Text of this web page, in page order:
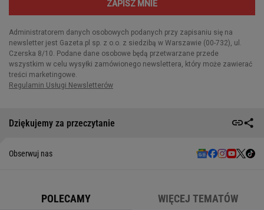
Dziękujemy za przeczytanie
Obserwuj nas
POLECAMY WIĘCEJ TEMATÓW